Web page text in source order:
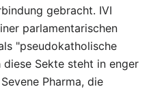
gebracht. IVI
parlamentarischen
"pseudokatholische
Sekte steht in enger
Pharma, die